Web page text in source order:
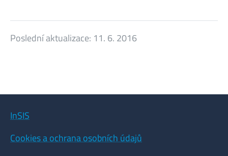
Poslední aktualizace: 11. 6. 2016
InSIS
Cookies a ochrana osobních údajů